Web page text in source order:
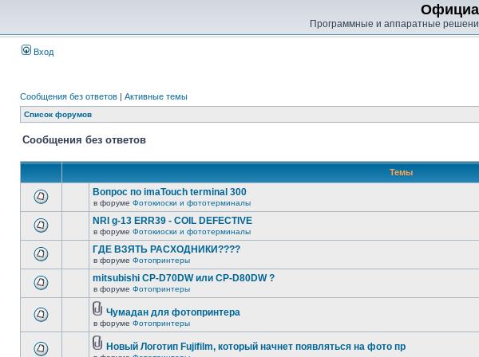
Программные и аппаратные
Вход
Сообщения без ответов | Активные темы
Список форумов
Сообщения без ответов
Темы
Вопрос по imaTouch terminal 300
в форуме Фотокиоски и фототерминалы
NRI g-13 ERR39 - COIL DEFECTIVE
в форуме Фотокиоски и фототерминалы
ГДЕ ВЗЯТЬ РАСХОДНИКИ????
в форуме Фотопринтеры
mitsubishi CP-D70DW или CP-D80DW ?
в форуме Фотопринтеры
Чумадан для фотопринтера
в форуме Фотопринтеры
Новый Логотип Fujifilm, который начнет появляться на фото пр